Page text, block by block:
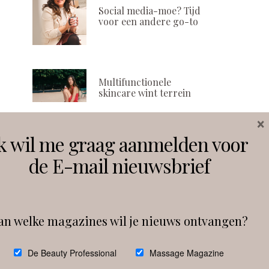
Social media-moe? Tijd
voor een andere go-to
Multifunctionele
skincare wint terrein
Volg ons
Follow on Instagram
wil me graag aanmelden voor
de E-mail nieuwsbrief
welke magazines wil je nieuws ontvangen?
De Beauty Professional Massage Magazine
×